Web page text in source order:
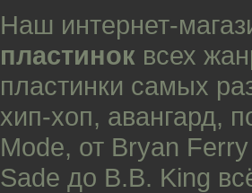
Наш интернет-
пластинок всех
пластинки самых
хип-хоп, авангард,
Mode, от Bryan Ferry
Sade до B.B. King